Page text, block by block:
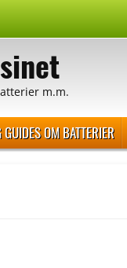
m.m.
OM BATTERIER